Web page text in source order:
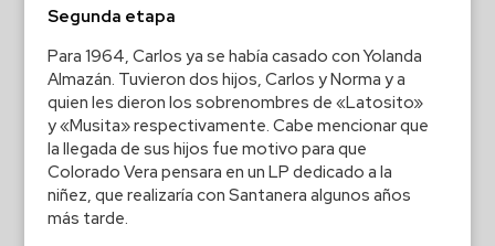
Segunda etapa
Para 1964, Carlos ya se había casado con Yolanda
Almazán. Tuvieron dos hijos, Carlos y Norma y a
quien les dieron los sobrenombres de «Latosito»
y «Musita» respectivamente. Cabe mencionar que
la llegada de sus hijos fue motivo para que
Colorado Vera pensara en un LP dedicado a la
niñez, que realizaría con Santanera algunos años
más tarde.